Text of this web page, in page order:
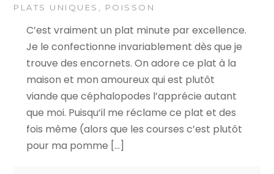
PLATS UNIQUES POISSON
C’est vraiment un plat minute par excellence.
Je le confectionne invariablement dès que je
trouve des encornets. On adore ce plat à la
maison et mon amoureux qui est plutôt
viande que céphalopodes l’apprécie autant
que moi. Puisqu’il me réclame ce plat et des
fois même (alors que les courses c’est plutôt
pour ma pomme […]